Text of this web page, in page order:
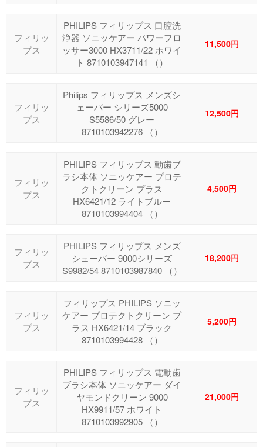
フィリッ
プス
PHILIPS フィリップス 口腔洗
浄器 ソニッケアー パワーフロ
ッサー3000 HX3711/22 ホワイ
ト 8710103947141 （）
11,500円
フィリッ
プス
Philips フィリップス メンズシ
ェーバー シリーズ5000
S5586/50 グレー
8710103942276 （）
12,500円
フィリッ
プス
PHILIPS フィリップス 動歯ブ
ラシ本体 ソニッケアー プロテ
クトクリーン プラス
HX6421/12 ライトブルー
8710103994404 （）
4,500円
フィリッ
プス
PHILIPS フィリップス メンズ
シェーバー 9000シリーズ
S9982/54 8710103987840 （）
18,200円
フィリッ
プス
フィリップス PHILIPS ソニッ
ケアー プロテクトクリーン プ
ラス HX6421/14 ブラック
8710103994428 （）
5,200円
フィリッ
プス
PHILIPS フィリップス 電動歯
ブラシ本体 ソニッケアー ダイ
ヤモンドクリーン 9000
HX9911/57 ホワイト
8710103992905 （）
21,000円